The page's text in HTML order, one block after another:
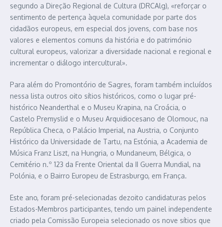
segundo a Direção Regional de Cultura (DRCAlg), «reforçar o
sentimento de pertença àquela comunidade por parte dos
cidadãos europeus, em especial dos jovens, com base nos
valores e elementos comuns da história e do património
cultural europeus, valorizar a diversidade nacional e regional e
incrementar o diálogo intercultural».
Para além do Promontório de Sagres, foram também incluídos
nessa lista outros oito sítios históricos, como o lugar pré-
histórico Neanderthal e o Museu Krapina, na Croácia, o
Castelo Premyslid e o Museu Arquidiocesano de Olomouc, na
República Checa, o Palácio Imperial, na Austria, o Conjunto
Histórico da Universidade de Tartu, na Estónia, a Academia de
Música Franz Liszt, na Hungria, o Mundaneum, Bélgica, o
Cemitério n.º 123 da Frente Oriental da II Guerra Mundial, na
Polónia, e o Bairro Europeu de Estrasburgo, em França.
Este ano, foram pré-selecionadas dezoito candidaturas pelos
Estados-Membros participantes, tendo um painel independente
criado pela Comissão Europeia selecionado os nove sítios que